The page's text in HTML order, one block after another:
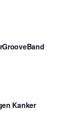
Kanker